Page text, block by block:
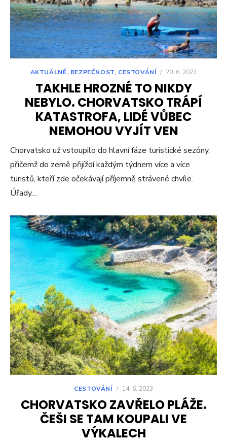
AKTUÁLNĚ, BEZPEČNOST, CESTOVÁNÍ / 20. 6. 2023
TAKHLE HROZNÉ TO NIKDY
NEBYLO. CHORVATSKO TRÁPÍ
KATASTROFA, LIDÉ VŮBEC
NEMOHOU VYJÍT VEN
Chorvatsko už vstoupilo do hlavní fáze turistické sezóny,
přičemž do země přijíždí každým týdnem více a více
turistů, kteří zde očekávají příjemně strávené chvíle.
Úřady…
CESTOVÁNÍ / 14. 6. 2023
CHORVATSKO ZAVŘELO PLÁŽE.
ČEŠI SE TAM KOUPALI VE
VÝKALECH